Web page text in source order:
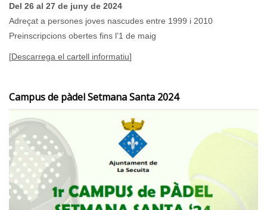
Del 26 al 27 de juny de 2024
Adreçat a persones joves nascudes entre 1999 i 2010
Preinscripcions obertes fins l’1 de maig
[Descarrega el cartell informatiu]
Campus de pàdel Setmana Santa 2024